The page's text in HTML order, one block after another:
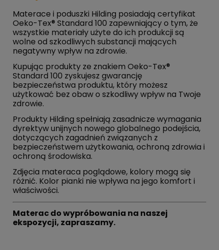
Materace i poduszki Hilding posiadają certyfikat
Oeko-Tex® Standard 100 zapewniający o tym, że
wszystkie materiały użyte do ich produkcji są
wolne od szkodliwych substancji mających
negatywny wpływ na zdrowie.
Kupując produkty ze znakiem Oeko-Tex®
Standard 100 zyskujesz gwarancję
bezpieczeństwa produktu, który możesz
użytkować bez obaw o szkodliwy wpływ na Twoje
zdrowie.
Produkty Hilding spełniają zasadnicze wymagania
dyrektyw unijnych nowego globalnego podejścia,
dotyczących zagadnień związanych z
bezpieczeństwem użytkowania, ochroną zdrowia i
ochroną środowiska.
Zdjęcia materaca poglądowe, kolory mogą się
różnić. Kolor pianki nie wpływa na jego komfort i
właściwości.
Materac do wypróbowania na naszej
ekspozycji, zapraszamy.